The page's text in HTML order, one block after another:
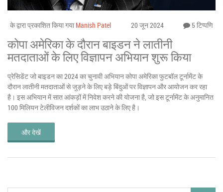
के द्वारा प्रकाशित किया गया Manish Patel 20 जून 2024 5 टिप्पणि
कोपा अमेरिका के दौरान बाइडन ने लातीनी
मतदाताओं के लिए विज्ञापन अभियान शुरू किया
प्रेसिडेंट जो बाइडन का 2024 का चुनावी अभियान कोपा अमेरिका फुटबॉल टूर्नामेंट के
दौरान लातीनी मतदाताओं से जुड़ने के लिए बड़े बिंदुओं पर विज्ञापन और आयोजन कर रहा
है। इस अभियान में सात आंकड़ों में निवेश करने की योजना है, जो इस टूर्नामेंट के अनुमानित
100 मिलियन टेलीविजन दर्शकों का लाभ उठाने के लिए है।
और देखें